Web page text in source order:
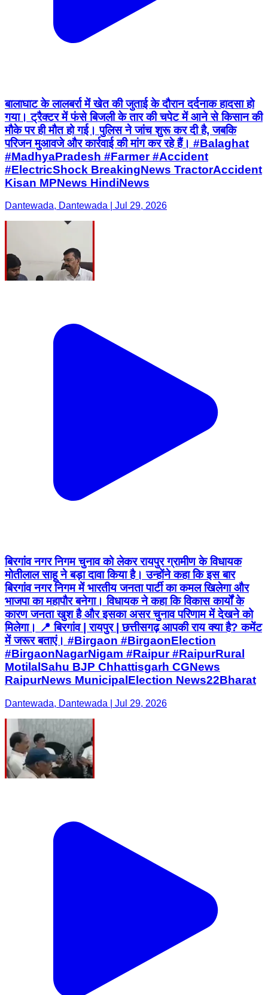
बालाघाट के लालबर्रा में खेत की जुताई के दौरान दर्दनाक हादसा हो
गया। ट्रैक्टर में फंसे बिजली के तार की चपेट में आने से किसान की
मौके पर ही मौत हो गई। पुलिस ने जांच शुरू कर दी है, जबकि
परिजन मुआवजे और कार्रवाई की मांग कर रहे हैं। #Balaghat
#MadhyaPradesh #Farmer #Accident
#ElectricShock BreakingNews TractorAccident
Kisan MPNews HindiNews
Dantewada, Dantewada | Jul 29, 2026
बिरगांव नगर निगम चुनाव को लेकर रायपुर ग्रामीण के विधायक
मोतीलाल साहू ने बड़ा दावा किया है। उन्होंने कहा कि इस बार
बिरगांव नगर निगम में भारतीय जनता पार्टी का कमल खिलेगा और
भाजपा का महापौर बनेगा। विधायक ने कहा कि विकास कार्यों के
कारण जनता खुश है और इसका असर चुनाव परिणाम में देखने को
मिलेगा। 📍 बिरगांव | रायपुर | छत्तीसगढ़ आपकी राय क्या है? कमेंट
में जरूर बताएं। #Birgaon #BirgaonElection
#BirgaonNagarNigam #Raipur #RaipurRural
MotilalSahu BJP Chhattisgarh CGNews
RaipurNews MunicipalElection News22Bharat
Dantewada, Dantewada | Jul 29, 2026